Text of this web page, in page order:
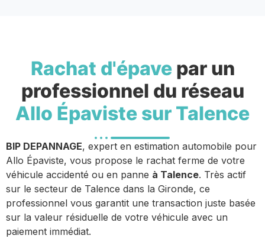
Rachat d'épavepar un
professionnel du réseau
Allo Épaviste sur Talence
BIP DEPANNAGE, expert en estimation automobile pour
Allo Épaviste, vous propose le rachat ferme de votre
véhicule accidenté ou en panne à Talence. Très actif
sur le secteur de Talence dans la Gironde, ce
professionnel vous garantit une transaction juste basée
sur la valeur résiduelle de votre véhicule avec un
paiement immédiat.